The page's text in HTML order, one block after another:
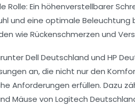
Rolle: Ein höhenverstellbarer
und eine optimale Beleuchtung
wie Rückenschmerzen und
Dell Deutschland und HP
an, die nicht nur den
Anforderungen erfüllen. Dazu
Mäuse von Logitech